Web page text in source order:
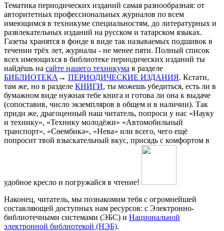
Тематика периодических изданий самая разнообразная: от
авторитетных профессиональных журналов по всем
имеющимся в техникуме специальностям, до литературных и
развлекательных изданий на русском и татарском языках.
Газеты хранятся в фонде в виде так называемых подшивок в
течении трёх лет, журналы - не менее пяти. Полный список
всех имеющихся в библиотеке периодических изданий ты
найдёшь на сайте нашего техникума в разделе
БИБЛИОТЕКА → ПЕРИОДИЧЕСКИЕ ИЗДАНИЯ. Кстати,
там же, но в разделе КНИГИ, ты можешь убедиться, есть ли в
бумажном виде нужная тебе книга и готова ли она к выдаче
(сопоставив, число экземпляров в общем и в наличии). Так
приди же, драгоценный наш читатель, попроси у нас «Науку
и технику», «Технику молодёжи» «Автомобильный
транспорт», «Сөембикә», «Нева» или всего, чего ещё
попросит твой взыскательный вкус, присядь с комфортом в
удобное кресло и погружайся в чтение!
Наконец, читатель, мы познакомим тебя с огромнейшей
составляющей доступных нам ресурсов: с Электронно-
библиотечными системами (ЭБС) и Национальной
электронной библиотекой (НЭБ).